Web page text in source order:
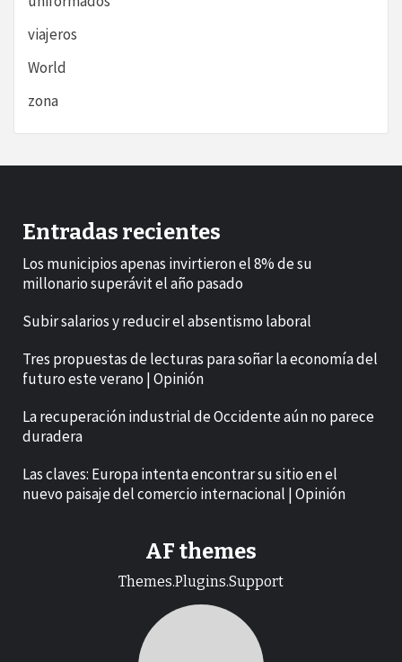
viajeros
World
zona
Entradas recientes
Los municipios apenas invirtieron el 8% de su
millonario superávit el año pasado
Subir salarios y reducir el absentismo laboral
Tres propuestas de lecturas para soñar la economía del
futuro este verano | Opinión
La recuperación industrial de Occidente aún no parece
duradera
Las claves: Europa intenta encontrar su sitio en el
nuevo paisaje del comercio internacional | Opinión
AF themes
Themes.Plugins.Support